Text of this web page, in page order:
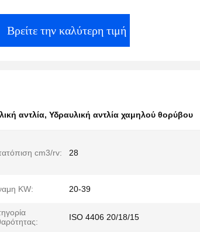
Βρείτε την καλύτερη τιμή
αντλία, Υδραυλική αντλία χαμηλού θορύβου
cm3/rv: 28
KW: 20-39
ISO 4406 20/18/15